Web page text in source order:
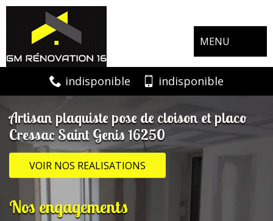
MENU
indisponible indisponible
Artisan plaquiste pose de cloison et placo
Cressac Saint Genis 16250
VOIR NOS REALISATIONS
Nos engagements